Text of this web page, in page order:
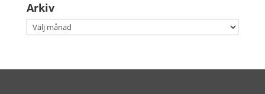
Arkiv
Arkiv